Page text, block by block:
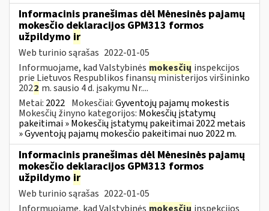
Informacinis pranešimas dėl Mėnesinės pajamų
mokesčio deklaracijos GPM313 formos
užpildymo ir
Web turinio sąrašas 2022-01-05
Informuojame, kad Valstybinės mokesčių inspekcijos
prie Lietuvos Respublikos finansų ministerijos viršininko
2022 m. sausio 4 d. įsakymu Nr....
Metai: 2022 Mokesčiai:Gyventojų pajamų mokestis
Mokesčių žinyno kategorijos: Mokesčių įstatymų
pakeitimai » Mokesčių įstatymų pakeitimai 2022 metais
» Gyventojų pajamų mokesčio pakeitimai nuo 2022 m.
Informacinis pranešimas dėl Mėnesinės pajamų
mokesčio deklaracijos GPM313 formos
užpildymo ir
Web turinio sąrašas 2022-01-05
Informuojame, kad Valstybinės mokesčių inspekcijos